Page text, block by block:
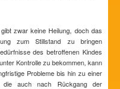
zwar keine Heilung, doch das
zum Stillstand zu bringen
des betroffenen Kindes
Kontrolle zu bekommen, kann
Probleme bis hin zu einer
die auch nach Rückgang der